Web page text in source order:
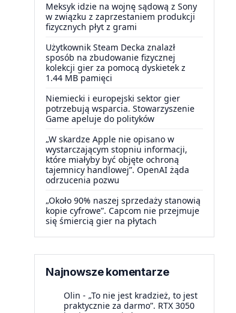
Meksyk idzie na wojnę sądową z Sony
w związku z zaprzestaniem produkcji
fizycznych płyt z grami
Użytkownik Steam Decka znalazł
sposób na zbudowanie fizycznej
kolekcji gier za pomocą dyskietek z
1.44 MB pamięci
Niemiecki i europejski sektor gier
potrzebują wsparcia. Stowarzyszenie
Game apeluje do polityków
„W skardze Apple nie opisano w
wystarczającym stopniu informacji,
które miałyby być objęte ochroną
tajemnicy handlowej”. OpenAI żąda
odrzucenia pozwu
„Około 90% naszej sprzedaży stanowią
kopie cyfrowe”. Capcom nie przejmuje
się śmiercią gier na płytach
Najnowsze komentarze
Olin - „To nie jest kradzież, to jest
praktycznie za darmo”. RTX 3050